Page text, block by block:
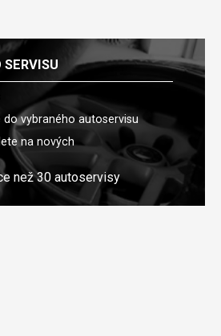
SERVISU
do vybraného autoservisu
na nových
než 30 autoservisy